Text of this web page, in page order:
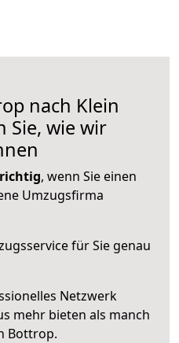
nach Klein
Sie, wie wir
, wenn Sie einen
Umzugsfirma
für Sie genau
Netzwerk
mehr bieten als manch
Bottrop.